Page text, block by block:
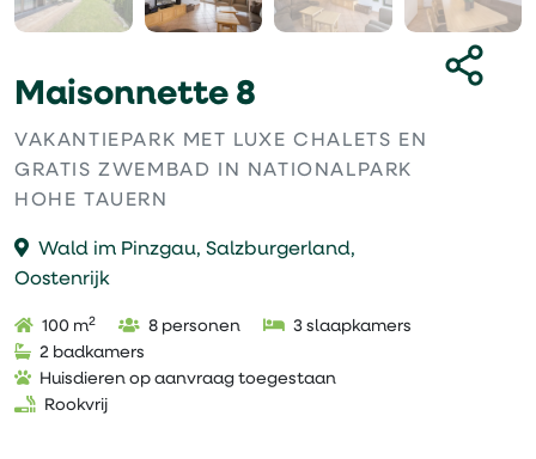
Maisonnette 8
VAKANTIEPARK MET LUXE CHALETS EN
GRATIS ZWEMBAD IN NATIONALPARK
HOHE TAUERN
Wald im Pinzgau, Salzburgerland,
Oostenrijk
100 m2 8 personen
3 slaapkamers
2 badkamers
Huisdieren op aanvraag toegestaan
Rookvrij